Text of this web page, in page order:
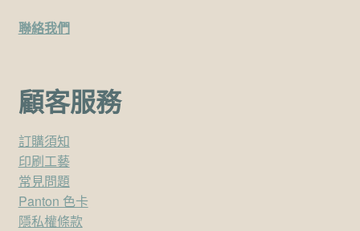
聯絡我們
顧客服務
訂購須知
印刷工藝
常見問題
Panton 色卡
隱私權條款